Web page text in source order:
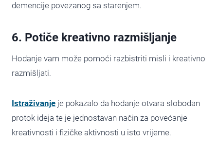
demencije povezanog sa starenjem.
6. Potiče kreativno razmišljanje
Hodanje vam može pomoći razbistriti misli i kreativno
razmišljati.
Istraživanje je pokazalo da hodanje otvara slobodan
protok ideja te je jednostavan način za povećanje
kreativnosti i fizičke aktivnosti u isto vrijeme.